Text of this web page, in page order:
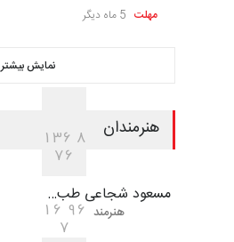
مهلت 5 ماه دیگر
نمایش بیشتر
هنرمندان 1 36 8
76
مسعود شجاعی طب…
هنرمند 1 6 96
7